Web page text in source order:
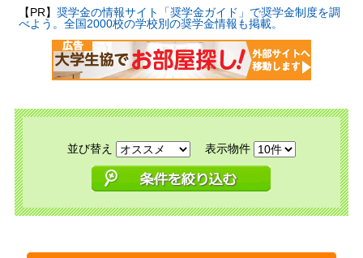
【PR】 奨学金の情報サイト「奨学金ガイド」で奨学金制度を調
べよう。全国2000校の学校別の奨学金情報も掲載。
並び替え 表示物件